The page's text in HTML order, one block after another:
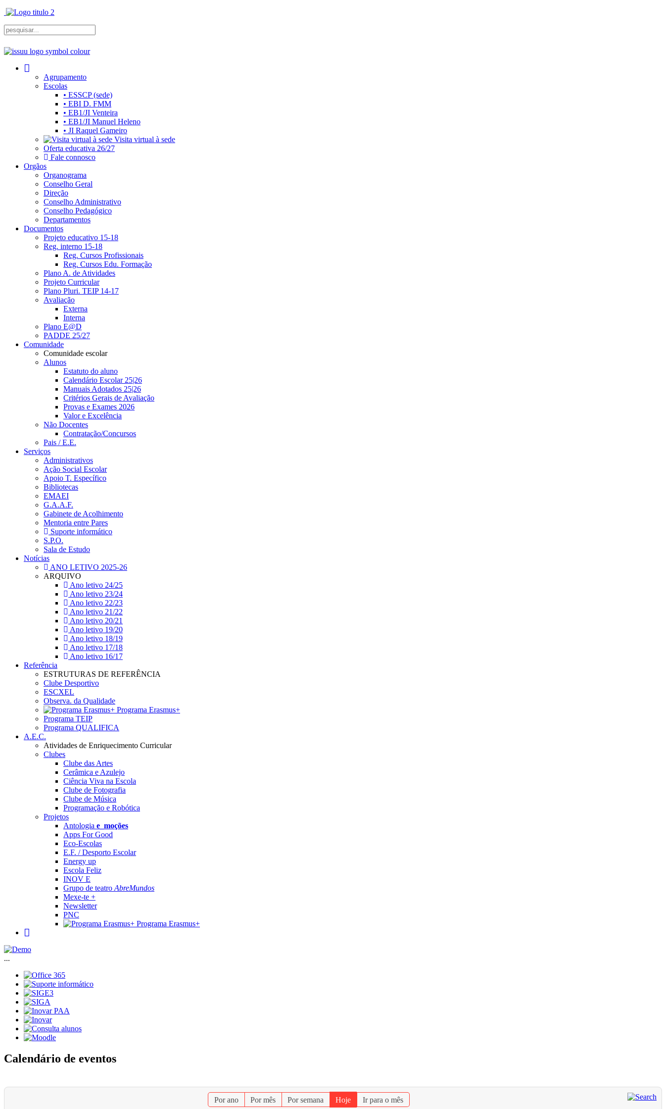
Agrupamento
Escolas
• ESSCP (sede)
• EBI D. FMM
• EB1/JI Venteira
• EB1/JI Manuel Heleno
• JI Raquel Gameiro
Visita virtual à sede
Oferta educativa 26/27
Fale connosco
Orgãos
Organograma
Conselho Geral
Direção
Conselho Administrativo
Conselho Pedagógico
Departamentos
Documentos
Projeto educativo 15-18
Reg. interno 15-18
Reg. Cursos Profissionais
Reg. Cursos Edu. Formação
Plano A. de Atividades
Projeto Curricular
Plano Pluri. TEIP 14-17
Avaliação
Externa
Interna
Plano E@D
PADDE 25/27
Comunidade
Comunidade escolar
Alunos
Estatuto do aluno
Calendário Escolar 25|26
Manuais Adotados 25|26
Critérios Gerais de Avaliação
Provas e Exames 2026
Valor e Excelência
Não Docentes
Contratação/Concursos
Pais / E.E.
Serviços
Administrativos
Ação Social Escolar
Apoio T. Específico
Bibliotecas
EMAEI
G.A.A.F.
Gabinete de Acolhimento
Mentoria entre Pares
Suporte informático
S.P.O.
Sala de Estudo
Notícias
ANO LETIVO 2025-26
ARQUIVO
Ano letivo 24/25
Ano letivo 23/24
Ano letivo 22/23
Ano letivo 21/22
Ano letivo 20/21
Ano letivo 19/20
Ano letivo 18/19
Ano letivo 17/18
Ano letivo 16/17
Referência
ESTRUTURAS DE REFERÊNCIA
Clube Desportivo
ESCXEL
Observa. da Qualidade
Programa Erasmus+
Programa TEIP
Programa QUALIFICA
A.E.C.
Atividades de Enriquecimento Curricular
Clubes
Clube das Artes
Cerâmica e Azulejo
Ciência Viva na Escola
Clube de Fotografia
Clube de Música
Programação e Robótica
Projetos
Antologia e_moções
Apps For Good
Eco-Escolas
E.F. / Desporto Escolar
Energy up
Escola Feliz
INOV E
Grupo de teatro AbreMundos
Mexe-te +
Newsletter
PNC
Programa Erasmus+
...
Calendário de eventos
Por ano Por mês Por semana Hoje Ir para o mês